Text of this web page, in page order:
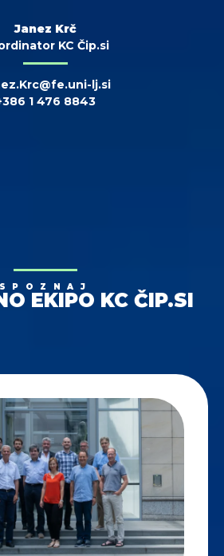
Janez Krč
KC Čip.si
lj.si
1 476 8843
SPOZNAJ
EKIPO KC ČIP.SI